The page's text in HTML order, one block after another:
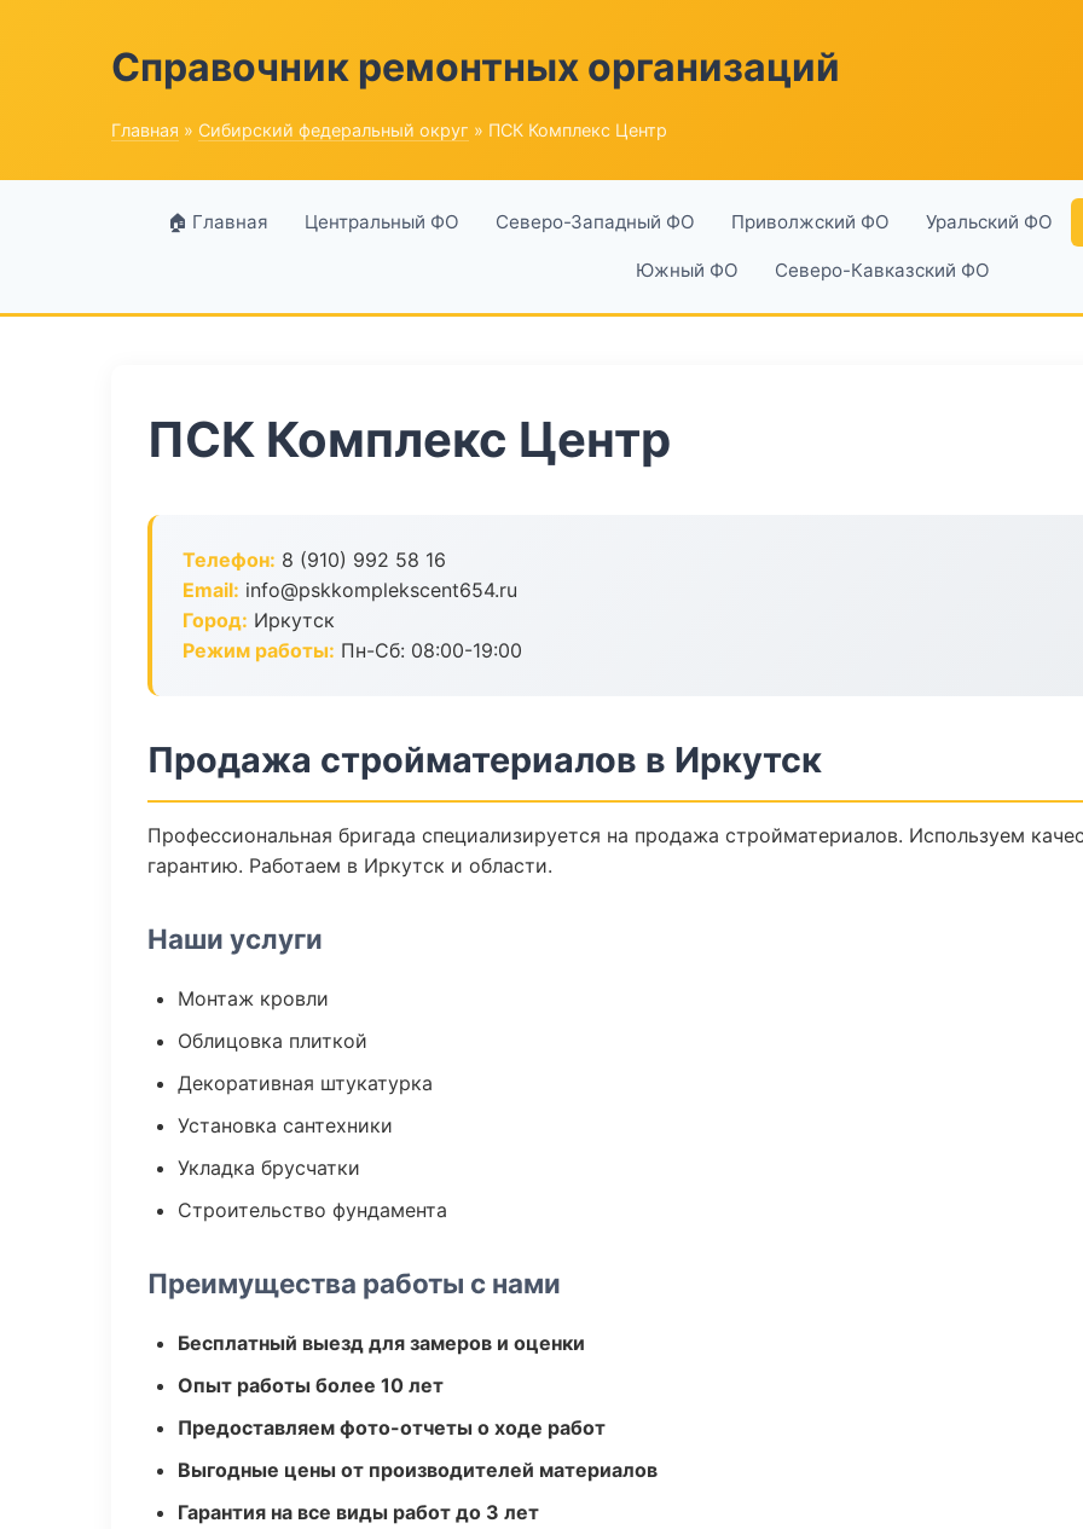
Справочник ремонтных организаций
Главная » Сибирский федеральный округ » ПСК Комплекс Центр
🏠 Главная Центральный ФО Северо-Западный ФО Приволжский ФО Уральский ФО
Южный ФО Северо-Кавказский ФО
ПСК Комплекс Центр
Телефон: 8 (910) 992 58 16
Email: info@pskkomplekscent654.ru
Город: Иркутск
Режим работы: Пн-Сб: 08:00-19:00
Продажа стройматериалов в Иркутск
Профессиональная бригада специализируется на продажа стройматериалов. Используем
гарантию. Работаем в Иркутск и области.
Наши услуги
Монтаж кровли
Облицовка плиткой
Декоративная штукатурка
Установка сантехники
Укладка брусчатки
Строительство фундамента
Преимущества работы с нами
Бесплатный выезд для замеров и оценки
Опыт работы более 10 лет
Предоставляем фото-отчеты о ходе работ
Выгодные цены от производителей материалов
Гарантия на все виды работ до 3 лет